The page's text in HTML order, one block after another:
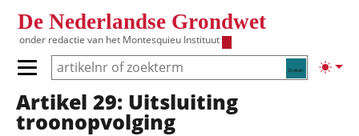
De Nederlandse Grondwet
onder redactie van het Montesquieu Instituut
Zoeken
Primair menu tonen/verbergen
Hoofdnavigatie
Artikel 29: Uitsluiting
troonopvolging